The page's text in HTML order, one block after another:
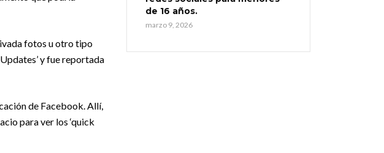
fotos u otro tipo
y fue reportada
de Facebook. Allí,
para ver los ‘quick
de 16 años.
marzo 9, 2026